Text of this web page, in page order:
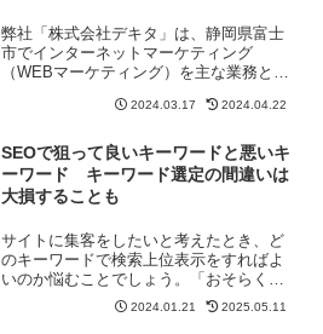
弊社「株式会社デキタ」は、静岡県富士
市でインターネットマーケティング
（WEBマーケティング）を主な業務とし
ですが、インターネットマーケティング
は珍しいかと思います。静岡...
2024.03.17 2024.04.22
SEOで狙って良いキーワードと悪いキ
ーワード キーワード選定の間違いは
大損することも
サイトに集客をしたいと考えたとき、ど
のキーワードで検索上位表示をすればよ
いのか悩むことでしょう。「おそらく〇
〇というキーワードで上位表示すればた
くさんアクセスが集まる」といった考え
2024.01.21 2025.05.11